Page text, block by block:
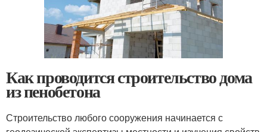
Как проводится строительство дома
из пенобетона
Строительство любого сооружения начинается с